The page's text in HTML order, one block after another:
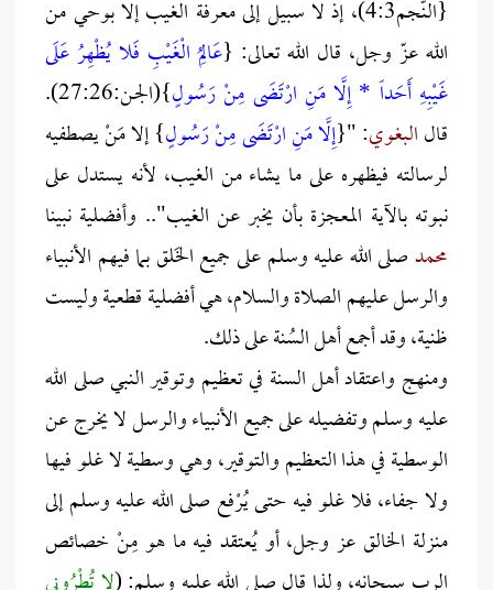
{النَّجم4:3)، إذ لا سبيل إلى معرفة الغيب إلا بوحي من
الله عزّ وجل، قال الله تعالى: {عَالِمُ الْغَيْبِ فَلا يُظْهِرُ عَلَى
غَيْبِهِ أَحَداً * إِلَّا مَنِ ارْتَضَى مِنْ رَسُولٍ
}(الجـن:27:26).
قالالبغوي: "{إِلَّا مَنِ ارْتَضَى مِنْ رَسُولٍ} إلا مَنْ يصطفيه
لرسالته فيظهره على ما يشاء من الغيب، لأنه يستدل على
نبوته بالآية المعجزة بأن يخبر عن الغيب".. وأفضلية نبينا
محمدصلى الله عليه وسلم على جميع الخَلق بما فيهم الأنبياء
والرسل عليهم الصلاة والسلام، هي أفضلية قطعية وليست
ظنية، وقد أجمع أهل السُنة على ذلك.
ومنهج واعتقاد أهل السنة في تعظيم وتوقير النبي صلى الله
عليه وسلم وتفضيله على جميع الأنبياء والرسل لا يخرج عن
الوسطية في هذا التعظيم والتوقير، وهي وسطية لا غلو فيها
ولا جفاء، فلا غلو فيه حتى يُرْفع صلى الله عليه وسلم إلى
منزلة الخالق عز وجل، أو يُعتقد فيه ما هو مِنْ خصائص